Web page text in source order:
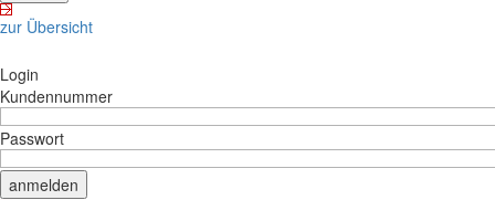
zur Übersicht
Login
Kundennummer
Passwort